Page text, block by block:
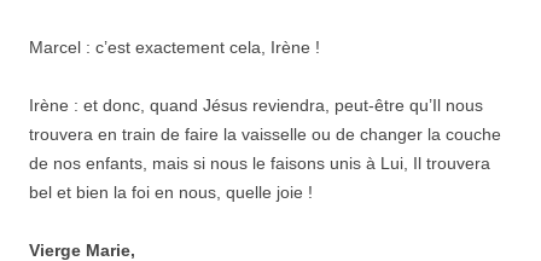
Marcel : c’est exactement cela, Irène !
Irène : et donc, quand Jésus reviendra, peut-être qu’Il nous
trouvera en train de faire la vaisselle ou de changer la couche
de nos enfants, mais si nous le faisons unis à Lui, Il trouvera
bel et bien la foi en nous, quelle joie !
Vierge Marie,